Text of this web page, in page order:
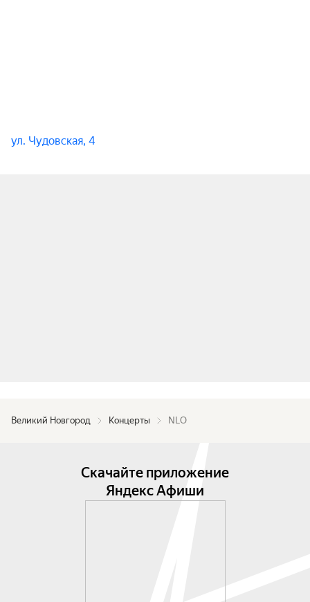
ул. Чудовская, 4
Великий Новгород Концерты NLO
Скачайте приложение
Яндекс Афиши